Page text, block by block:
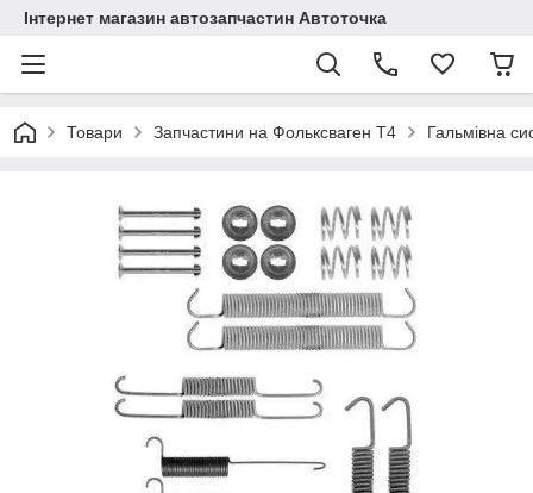
Інтернет магазин автозапчастин Автоточка
Товари Запчастини на Фольксваген Т4 Гальмівна